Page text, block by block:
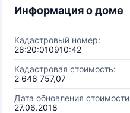
Информация о доме
Кадастровый номер:
28:20:010910:42
Кадастровая стоимость:
2 648 757,07
Дата обновления
27.06.2018